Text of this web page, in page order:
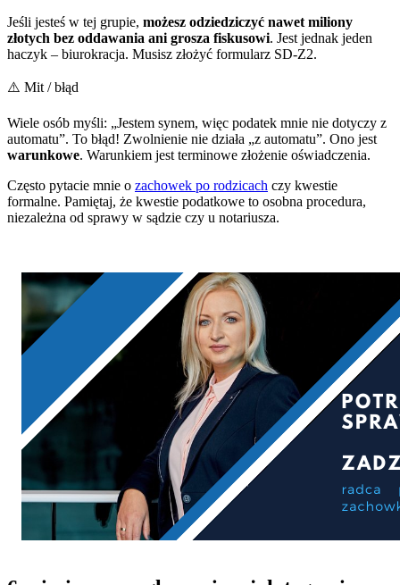
Jeśli jesteś w tej grupie, możesz odziedziczyć nawet miliony
złotych bez oddawania ani grosza fiskusowi. Jest jednak jeden
haczyk – biurokracja. Musisz złożyć formularz SD-Z2.
⚠️ Mit / błąd
Wiele osób myśli: „Jestem synem, więc podatek mnie nie dotyczy z
automatu”. To błąd! Zwolnienie nie działa „z automatu”. Ono jest
warunkowe. Warunkiem jest terminowe złożenie oświadczenia.
Często pytacie mnie o zachowek po rodzicach czy kwestie
formalne. Pamiętaj, że kwestie podatkowe to osobna procedura,
niezależna od sprawy w sądzie czy u notariusza.